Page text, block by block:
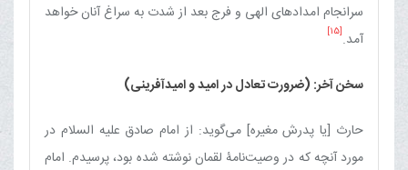
سرانجام امدادهای الهی و فرج بعد از شدت به سراغ آنان خواهد
آمد.[15]
سخن آخر: (ضرورت تعادل در امید و امیدآفرینی)
حارث [یا پدرش مغیره] می‌گوید: از امام صادق علیه السلام در
مورد آنچه که در وصیت‌نامۀ لقمان نوشته شده بود، پرسیدم. امام